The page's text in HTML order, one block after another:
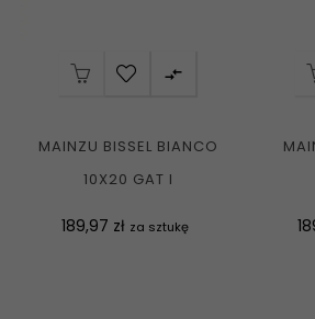

MAINZU BISSEL BIANCO
10X20 GAT I
Cena
189,97 zł za sztukę